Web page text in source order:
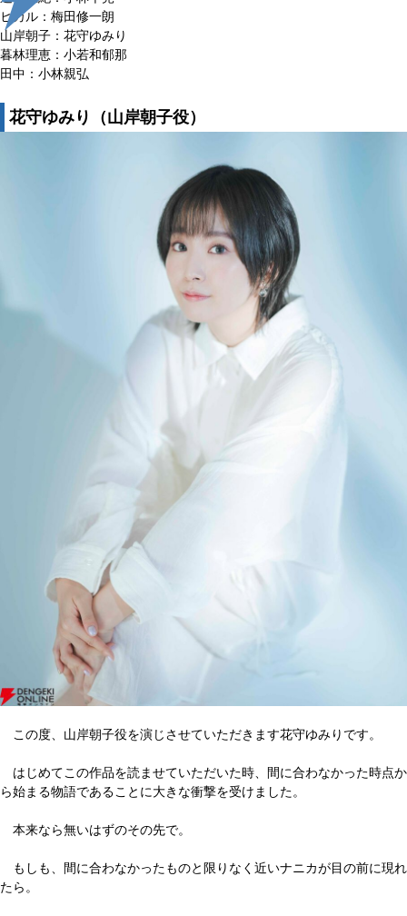
ヒカル：梅田修一朗
山岸朝子：花守ゆみり
暮林理恵：小若和郁那
田中：小林親弘
花守ゆみり（山岸朝子役）
この度、山岸朝子役を演じさせていただきます花守ゆみりです。
はじめてこの作品を読ませていただいた時、間に合わなかった時点か
ら始まる物語であることに大きな衝撃を受けました。
本来なら無いはずのその先で。
もしも、間に合わなかったものと限りなく近いナニカが目の前に現れ
たら。